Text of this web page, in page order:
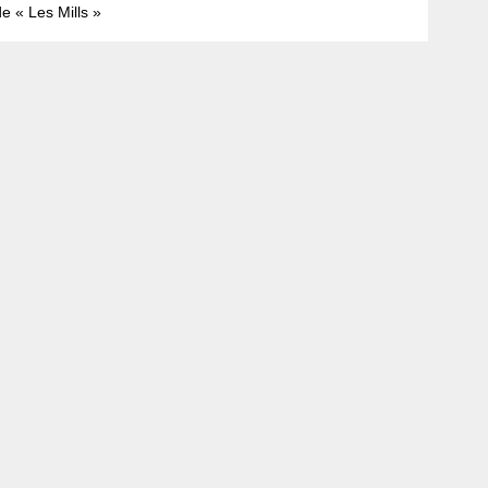
« Les Mills »